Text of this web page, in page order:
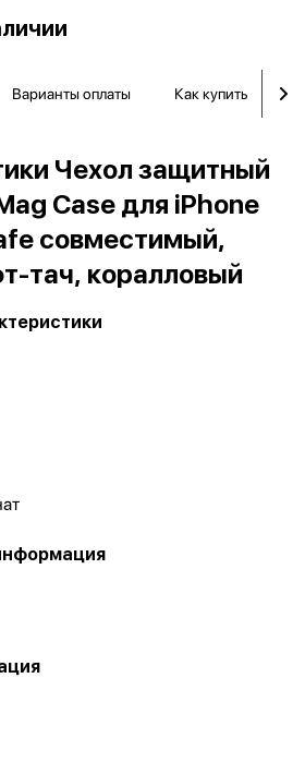
Варианты оплаты Как купить
Чехол защитный
Case для iPhone
совместимый,
тач, коралловый